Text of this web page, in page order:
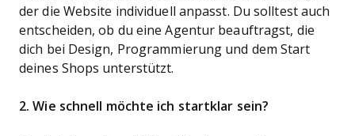
der die Website individuell anpasst. Du solltest auch
entscheiden, ob du eine Agentur beauftragst, die
dich bei Design, Programmierung und dem Start
deines Shops unterstützt.
2. Wie schnell möchte ich startklar sein?